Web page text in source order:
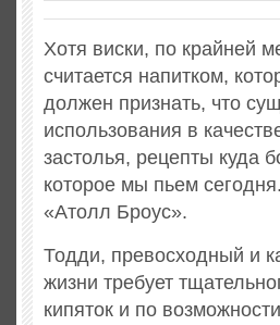
Хотя виски, по крайней
считается напитком,
должен признать, что
использования в
застолья, рецепты куда
которое мы пьем
«Атолл Броус».
Тодди, превосходный и
жизни требует
кипяток и по